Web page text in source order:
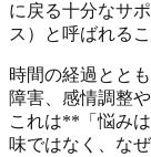
に戻る十分なサ
ス）と呼ばれる
時間の経過とと
障害、感情調整
これは**「悩み
味ではなく、な